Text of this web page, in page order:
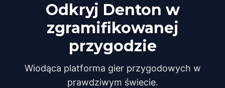
Odkryj Denton w
zgramifikowanej
przygodzie
Wiodąca platforma gier przygodowych w
prawdziwym świecie.